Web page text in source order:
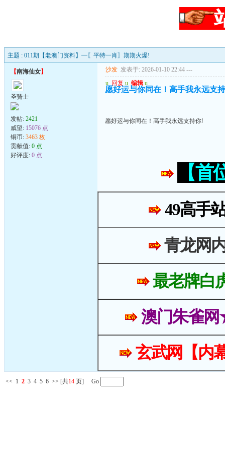
主题 : 011期【老澳门资料】━〖平特一肖〗期期火爆!
【南海仙女】
圣骑士
发帖: 2421
威望: 15076 点
铜币: 3463 枚
贡献值: 0 点
好评度: 0 点
沙发 发表于: 2026-01-10 22:44 ---
u 回复 u 编辑 u
愿好运与你同在！高手我永远支
愿好运与你同在！高手我永远支持你!
【
49高手
青龙网
最老牌白
澳门朱雀
玄武网【内
<< 1 2 3 4 5 6 >> [共14 页] Go